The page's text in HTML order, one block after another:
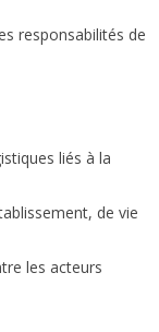
responsabilités de
liés à la
de vie
les acteurs